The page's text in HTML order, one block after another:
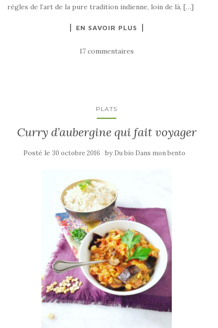
règles de l’art de la pure tradition indienne, loin de là, […]
EN SAVOIR PLUS
17 commentaires
PLATS
Curry d’aubergine qui fait voyager
Posté le 30 octobre 2016 by Du bio Dans mon bento